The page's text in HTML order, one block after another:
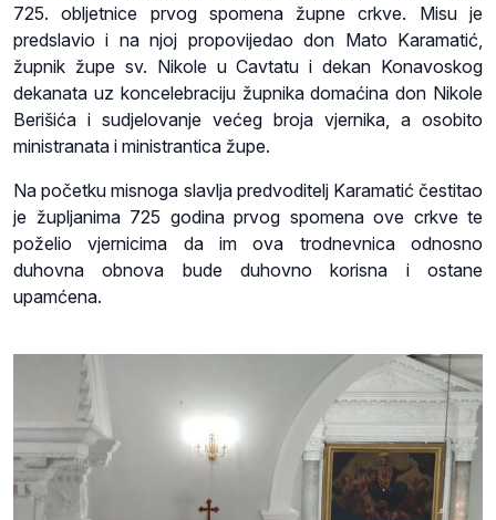
725. obljetnice prvog spomena župne crkve. Misu je
predslavio i na njoj propovijedao don Mato Karamatić,
župnik župe sv. Nikole u Cavtatu i dekan Konavoskog
dekanata uz koncelebraciju župnika domaćina don Nikole
Berišića i sudjelovanje većeg broja vjernika, a osobito
ministranata i ministrantica župe.
Na početku misnoga slavlja predvoditelj Karamatić čestitao
je župljanima 725 godina prvog spomena ove crkve te
poželio vjernicima da im ova trodnevnica odnosno
duhovna obnova bude duhovno korisna i ostane
upamćena.